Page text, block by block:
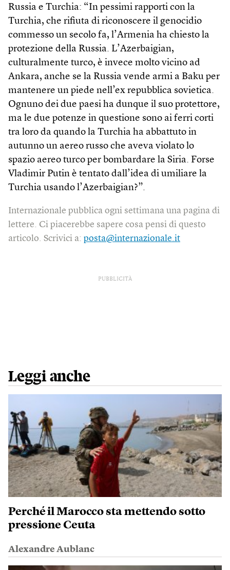
Russia e Turchia: “In pessimi rapporti con la
Turchia, che rifiuta di riconoscere il genocidio
commesso un secolo fa, l’Armenia ha chiesto la
protezione della Russia. L’Azerbaigian,
culturalmente turco, è invece molto vicino ad
Ankara, anche se la Russia vende armi a Baku per
mantenere un piede nell’ex repubblica sovietica.
Ognuno dei due paesi ha dunque il suo protettore,
ma le due potenze in questione sono ai ferri corti
tra loro da quando la Turchia ha abbattuto in
autunno un aereo russo che aveva violato lo
spazio aereo turco per bombardare la Siria. Forse
Vladimir Putin è tentato dall’idea di umiliare la
Turchia usando l’Azerbaigian?”.
Internazionale pubblica ogni settimana una pagina di
lettere. Ci piacerebbe sapere cosa pensi di questo
articolo. Scrivici a: posta@internazionale.it
PUBBLICITÀ
Leggi anche
Perché il Marocco sta mettendo sotto
pressione Ceuta
Alexandre Aublanc